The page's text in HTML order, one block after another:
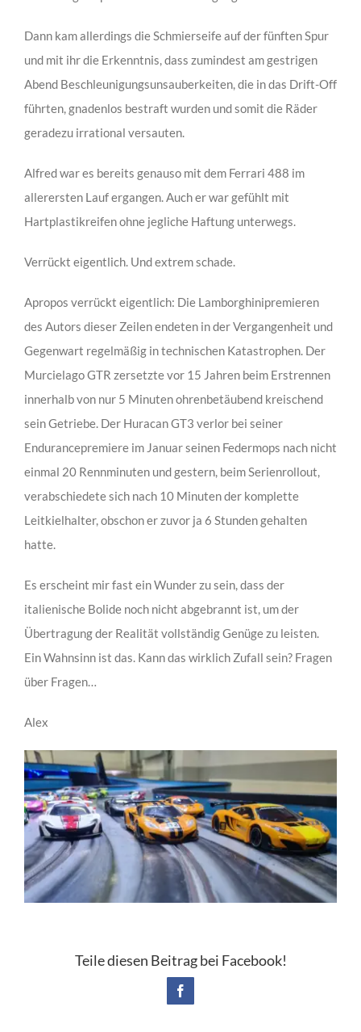
Dann kam allerdings die Schmierseife auf der fünften Spur
und mit ihr die Erkenntnis, dass zumindest am gestrigen
Abend Beschleunigungsunsauberkeiten, die in das Drift-Off
führten, gnadenlos bestraft wurden und somit die Räder
geradezu irrational versauten.
Alfred war es bereits genauso mit dem Ferrari 488 im
allerersten Lauf ergangen. Auch er war gefühlt mit
Hartplastikreifen ohne jegliche Haftung unterwegs.
Verrückt eigentlich. Und extrem schade.
Apropos verrückt eigentlich: Die Lamborghinipremieren
des Autors dieser Zeilen endeten in der Vergangenheit und
Gegenwart regelmäßig in technischen Katastrophen. Der
Murcielago GTR zersetzte vor 15 Jahren beim Erstrennen
innerhalb von nur 5 Minuten ohrenbetäubend kreischend
sein Getriebe. Der Huracan GT3 verlor bei seiner
Endurancepremiere im Januar seinen Federmops nach nicht
einmal 20 Rennminuten und gestern, beim Serienrollout,
verabschiedete sich nach 10 Minuten der komplette
Leitkielhalter, obschon er zuvor ja 6 Stunden gehalten
hatte.
Es erscheint mir fast ein Wunder zu sein, dass der
italienische Bolide noch nicht abgebrannt ist, um der
Übertragung der Realität vollständig Genüge zu leisten.
Ein Wahnsinn ist das. Kann das wirklich Zufall sein? Fragen
über Fragen…
Alex
Teile diesen Beitrag bei Facebook!
Facebook